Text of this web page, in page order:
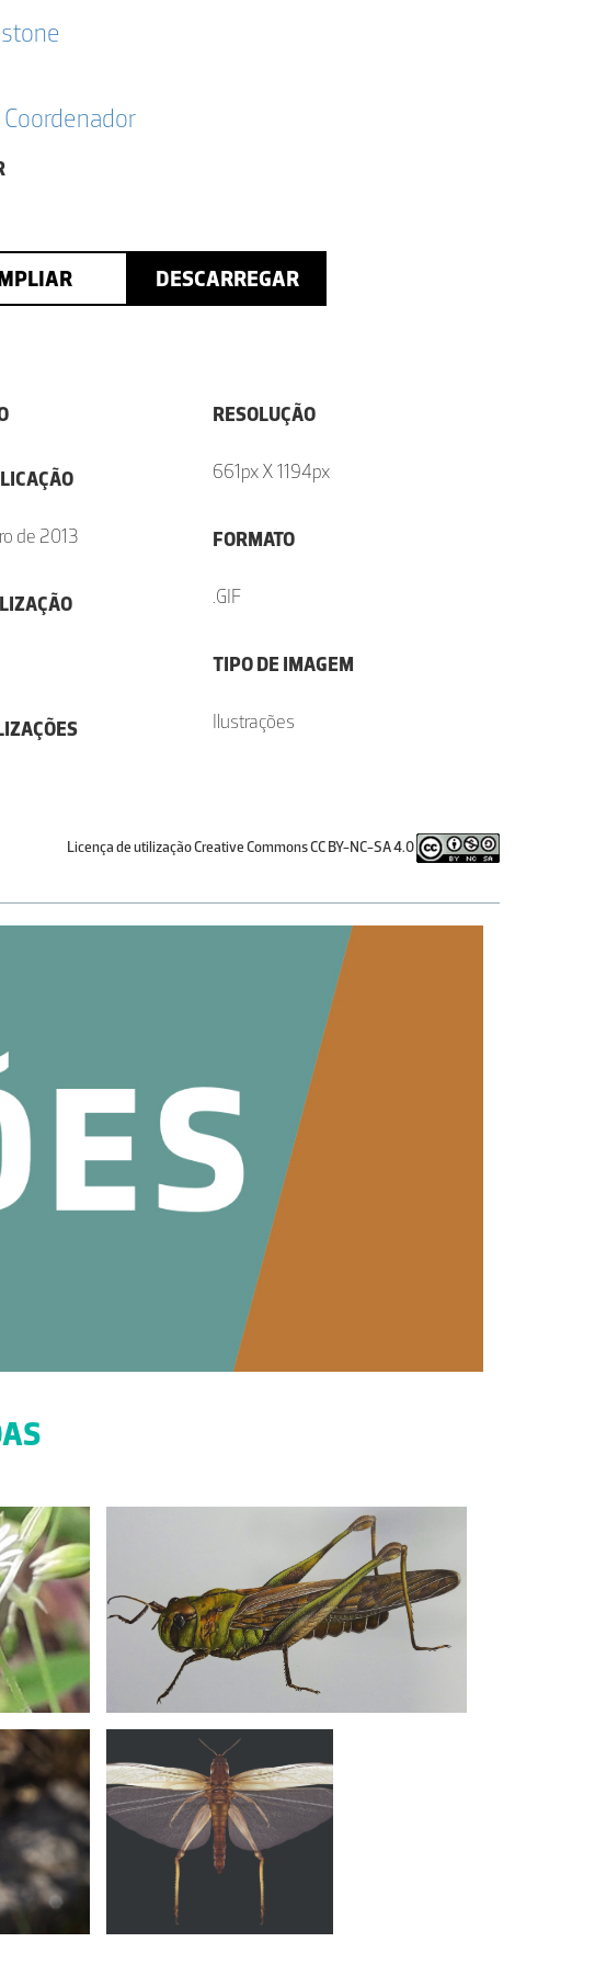
DESCARREGAR
de 2013
RESOLUÇÃO
661px X 1194px
FORMATO
.GIF
TIPO DE IMAGEM
Ilustrações
Licença de utilização Creative Commons CC BY-NC-SA 4.0